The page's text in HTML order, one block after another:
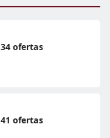
ofertas
ofertas